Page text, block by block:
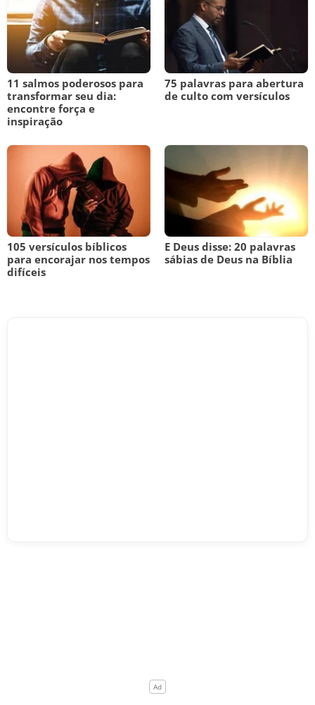
11 salmos poderosos para
transformar seu dia:
encontre força e
inspiração
75 palavras para abertura
de culto com versículos
105 versículos bíblicos
para encorajar nos tempos
difíceis
E Deus disse: 20 palavras
sábias de Deus na Bíblia